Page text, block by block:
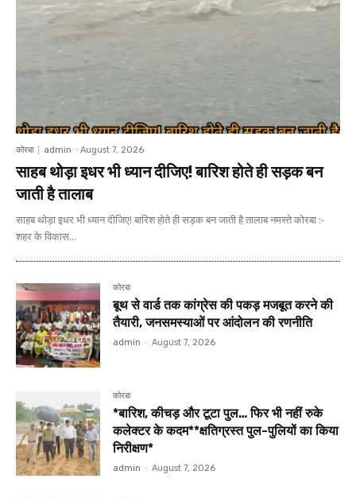
कोरबा admin - August 7, 2026
साहब थोड़ा इधर भी ध्यान दीजिए! बारिश होते ही सड़क बन
जाती है तालाब
साहब थोड़ा इधर भी ध्यान दीजिए! बारिश होते ही सड़क बन जाती है तालाब नमस्ते कोरबा :-
शहर के विकास...
कोरबा
बूथ से वार्ड तक कांग्रेस की पकड़ मजबूत करने की
तैयारी, जनसमस्याओं पर आंदोलन की रणनीति
admin - August 7, 2026
कोरबा
*बारिश, कीचड़ और टूटा पुल… फिर भी नहीं रुके
कलेक्टर के कदम**क्षतिग्रस्त पुल-पुलियों का किया
निरीक्षण*
admin - August 7, 2026